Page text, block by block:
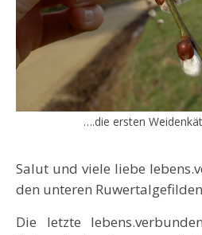
….die ersten
Salut und viele liebe lebens.verbundene Grüße aus
den unteren
Die letzte